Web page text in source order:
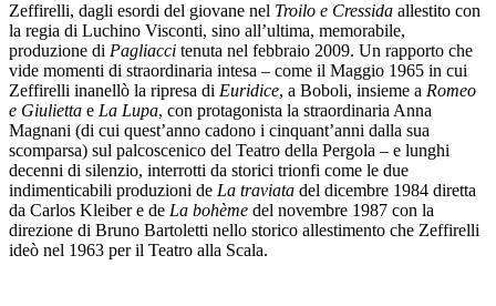
Zeffirelli, dagli esordi del giovane nel Troilo e Cressida allestito con
la regia di Luchino Visconti, sino all’ultima, memorabile,
produzione di Pagliacci tenuta nel febbraio 2009. Un rapporto che
vide momenti di straordinaria intesa – come il Maggio 1965 in cui
Zeffirelli inanellò la ripresa di Euridice, a Boboli, insieme a Romeo
e Giulietta e La Lupa, con protagonista la straordinaria Anna
Magnani (di cui quest’anno cadono i cinquant’anni dalla sua
scomparsa) sul palcoscenico del Teatro della Pergola – e lunghi
decenni di silenzio, interrotti da storici trionfi come le due
indimenticabili produzioni de La traviata del dicembre 1984 diretta
da Carlos Kleiber e de La bohème del novembre 1987 con la
direzione di Bruno Bartoletti nello storico allestimento che Zeffirelli
ideò nel 1963 per il Teatro alla Scala.